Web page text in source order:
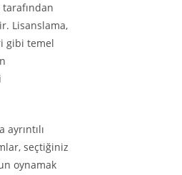
Lisanslama,
gibi temel
seçtiğiniz
oynamak